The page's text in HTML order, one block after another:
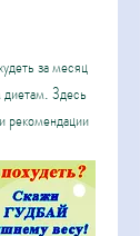
за месяц
Здесь
рекомендации